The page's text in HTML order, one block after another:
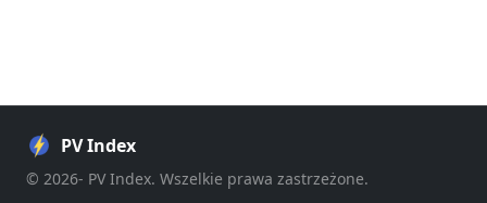
PV Index
© 2026- PV Index. Wszelkie prawa zastrzeżone.